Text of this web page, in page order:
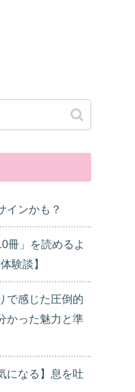
インかも？
冊」を読めるよ
験談】
で感じた圧倒的
かった魅力と準
になる】息を吐